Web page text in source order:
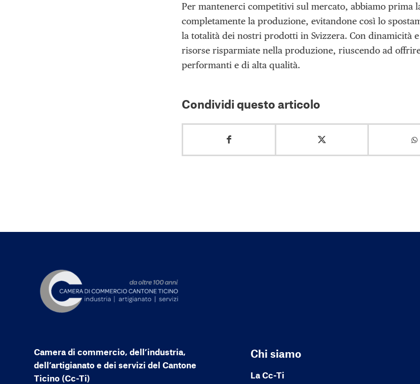
Per mantenerci competitivi sul mercato, abbiamo prima
completamente la produzione, evitandone così lo
la totalità dei nostri prodotti in Svizzera. Con dinamicità
risorse risparmiate nella produzione, riuscendo ad
performanti e di alta qualità.
Condividi questo articolo
Camera di commercio, dell’industria,
dell’artigianato e dei servizi del Cantone
Ticino (Cc-Ti)
Chi siamo
La Cc-Ti